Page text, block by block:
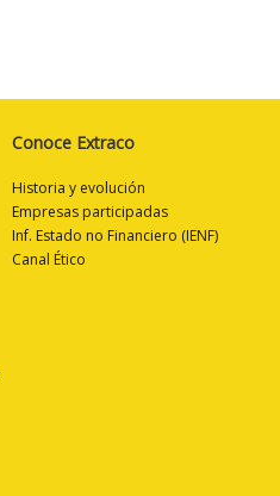
Conoce Extraco
Historia y evolución
Empresas participadas
Inf. Estado no Financiero (IENF)
Canal Ético